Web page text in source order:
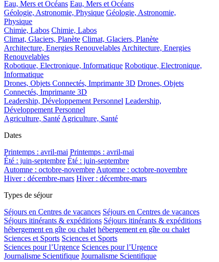
Eau, Mers et Océans Eau, Mers et Océans
Géologie, Astronomie, Physique Géologie, Astronomie,
Physique
Chimie, Labos Chimie, Labos
Climat, Glaciers, Planète Climat, Glaciers, Planète
Architecture, Energies Renouvelables Architecture, Energies
Renouvelables
Robotique, Electronique, Informatique Robotique, Electronique,
Informatique
Drones, Objets Connectés, Imprimante 3D Drones, Objets
Connectés, Imprimante 3D
Leadership, Développement Personnel Leadership,
Développement Personnel
Agriculture, Santé Agriculture, Santé
Dates
Printemps : avril-mai Printemps : avril-mai
Été : juin-septembre Été : juin-septembre
Automne : octobre-novembre Automne : octobre-novembre
Hiver : décembre-mars Hiver : décembre-mars
Types de séjour
Séjours en Centres de vacances Séjours en Centres de vacances
Séjours itinérants & expéditions Séjours itinérants & expéditions
hébergement en gîte ou chalet hébergement en gîte ou chalet
Sciences et Sports Sciences et Sports
Sciences pour l’Urgence Sciences pour l’Urgence
Journalisme Scientifique Journalisme Scientifique